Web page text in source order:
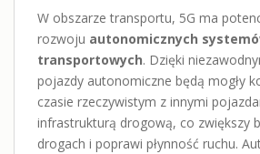
W obszarze transportu, 5G ma
rozwoju autonomicznych
transportowych. Dzięki
pojazdy autonomiczne będą mogły
czasie rzeczywistym z innymi
infrastrukturą drogową, co zwiększy
drogach i poprawi płynność ruchu.